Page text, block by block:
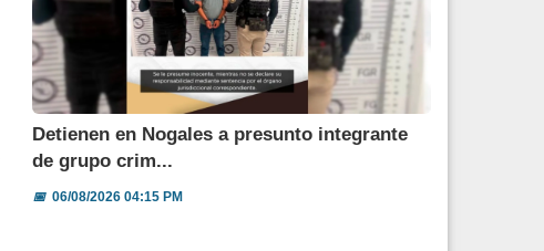
Detienen en Nogales a presunto integrante
de grupo crim...
📅06/08/2026 04:15 PM